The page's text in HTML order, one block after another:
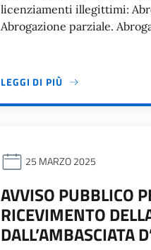
licenziamenti illegittimi:
Abrogazione parziale.
LEGGI DI PIÙ
25 MARZO 2025
AVVISO PUBBLICO
RICEVIMENTO
DALL’AMBASCIATA